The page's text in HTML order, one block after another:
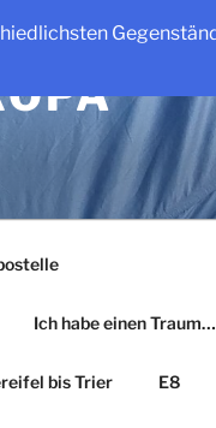
Ich habe einen Traum…
bis Trier E8